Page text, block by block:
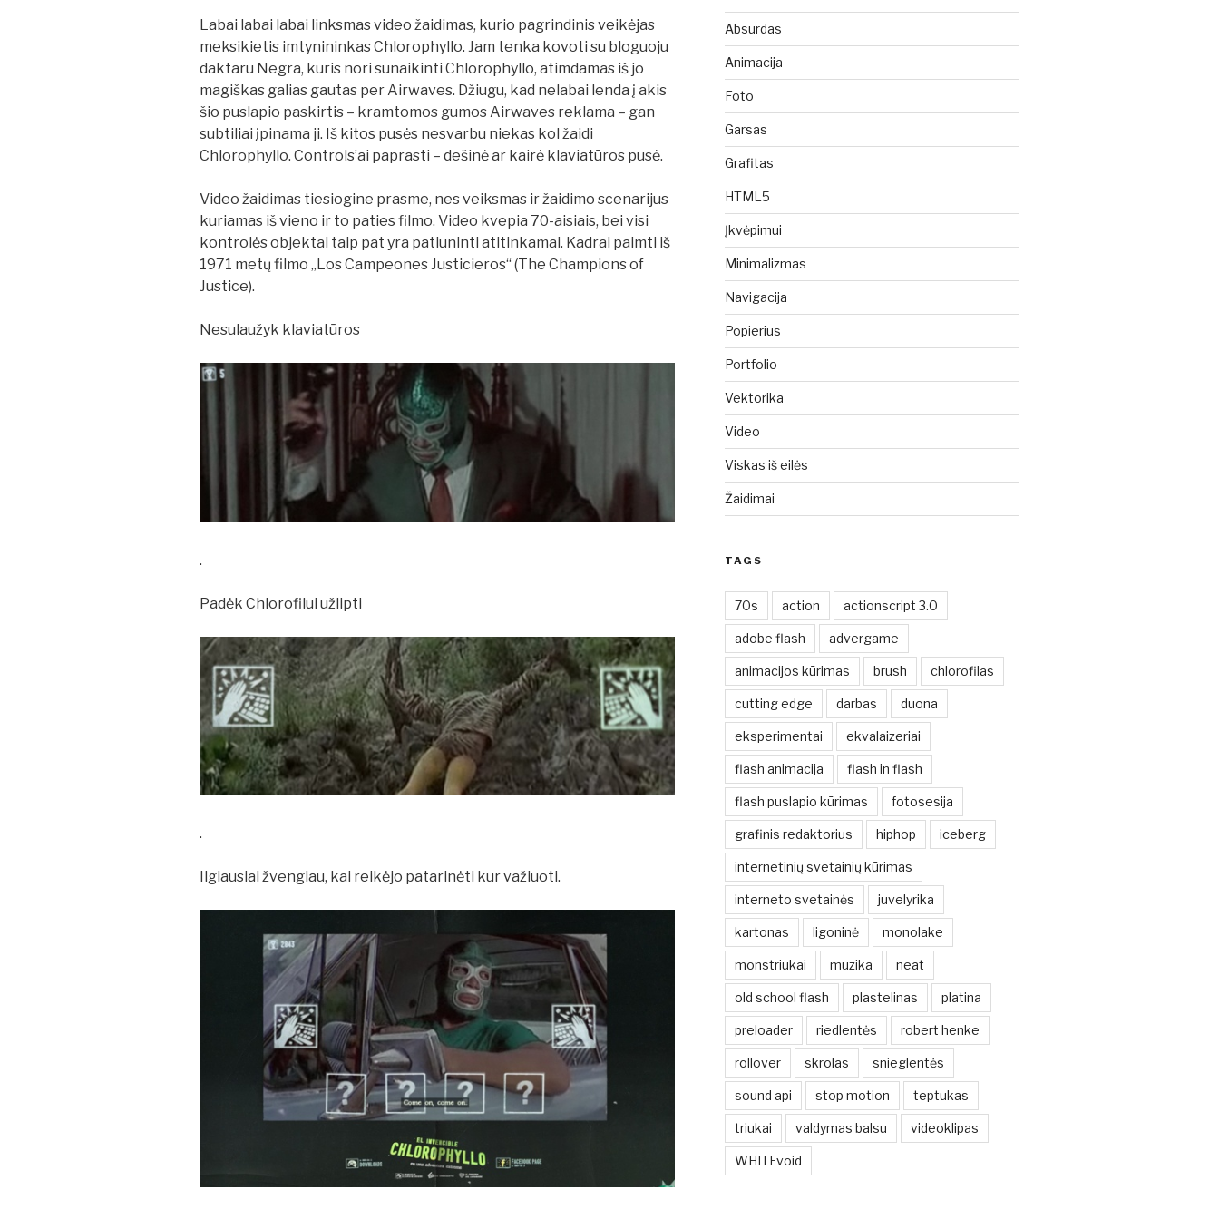
Labai labai labai linksmas video žaidimas, kurio pagrindinis veikėjas
meksikietis imtynininkas Chlorophyllo. Jam tenka kovoti su bloguoju
daktaru Negra, kuris nori sunaikinti Chlorophyllo, atimdamas iš jo
magiškas galias gautas per Airwaves. Džiugu, kad nelabai lenda į akis
šio puslapio paskirtis – kramtomos gumos Airwaves reklama – gan
subtiliai įpinama ji. Iš kitos pusės nesvarbu niekas kol žaidi
Chlorophyllo. Controls’ai paprasti – dešinė ar kairė klaviatūros pusė.
Video žaidimas tiesiogine prasme, nes veiksmas ir žaidimo scenarijus
kuriamas iš vieno ir to paties filmo. Video kvepia 70-aisiais, bei visi
kontrolės objektai taip pat yra patiuninti atitinkamai. Kadrai paimti iš
1971 metų filmo „Los Campeones Justicieros“ (The Champions of
Justice).
Nesulaužyk klaviatūros
.
Padėk Chlorofilui užlipti
.
Ilgiausiai žvengiau, kai reikėjo patarinėti kur važiuoti.
Absurdas
Animacija
Foto
Garsas
Grafitas
HTML5
Įkvėpimui
Minimalizmas
Navigacija
Popierius
Portfolio
Vektorika
Video
Viskas iš eilės
Žaidimai
TAGS
70s action actionscript 3.0
adobe flash advergame
animacijos kūrimas brush chlorofilas
cutting edge darbas duona
eksperimentai ekvalaizeriai
flash animacija flash in flash
flash puslapio kūrimas fotosesija
grafinis redaktorius hiphop iceberg
internetinių svetainių kūrimas
interneto svetainės juvelyrika
kartonas ligoninė monolake
monstriukai muzika neat
old school flash plastelinas platina
preloader riedlentės robert henke
rollover skrolas snieglentės
sound api stop motion teptukas
triukai valdymas balsu videoklipas
WHITEvoid